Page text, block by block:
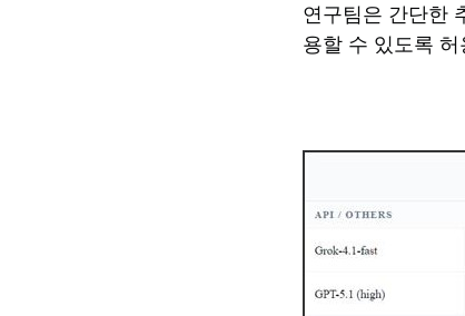
연구팀은 간단한
용할 수 있도록